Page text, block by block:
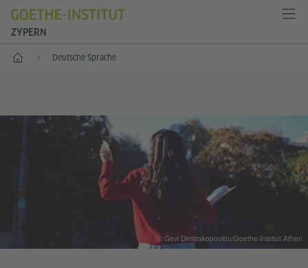
ZYPERN
Start Deutsche Sprache
© Gevi Dimitrakopoulou/Goethe-Institut Athen